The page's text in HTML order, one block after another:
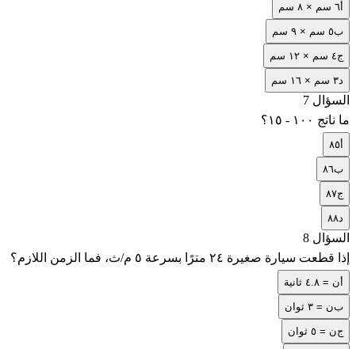
أ٦ سم × ٨ سم
ب٥ سم × ٩ سم
ج٤ سم × ١٢ سم
د٣ سم × ١٦ سم
السؤال 7
ما ناتج ١٠٠ - ١٥؟
أ٨٥
ب٨٦
ج٨٧
د٨٨
السؤال 8
إذا قطعت سيارة صغيرة ٢٤ مترًا بسرعة ٥ م/ث، فما الزمن اللازم؟
أن = ٤.٨ ثانية
بن = ٣ ثوان
جن = ٥ ثوان